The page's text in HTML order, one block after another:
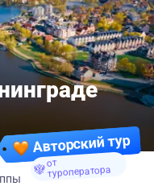
Авторский тур
от
туроператора